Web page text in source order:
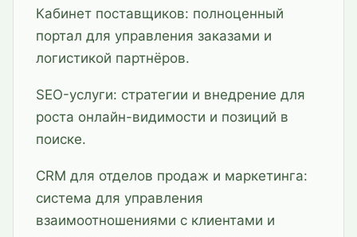
Кабинет поставщиков: полноценный
портал для управления заказами и
логистикой партнёров.
SEO-услуги: стратегии и внедрение для
роста онлайн-видимости и позиций в
поиске.
CRM для отделов продаж и маркетинга:
система для управления
взаимоотношениями с клиентами и